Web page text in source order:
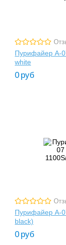
Пурифайер A-
white
0 руб
Пурифайер A-
black)
0 руб